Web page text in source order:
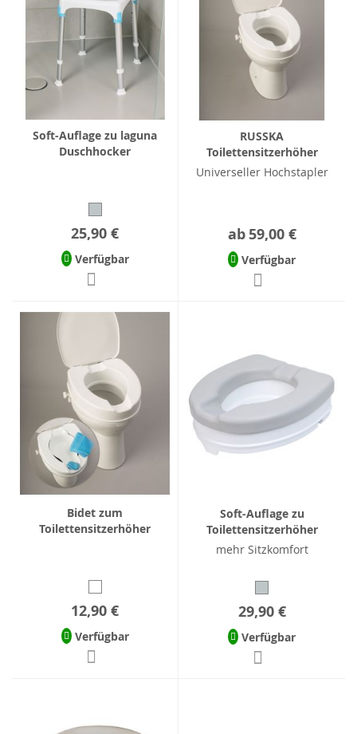
Soft-Auflage zu laguna
Duschhocker
25,90 €
Verfügbar
RUSSKA
Toilettensitzerhöher
Universeller Hochstapler
ab 59,00 €
Verfügbar
Bidet zum
Toilettensitzerhöher
12,90 €
Verfügbar
Soft-Auflage zu
Toilettensitzerhöher
mehr Sitzkomfort
29,90 €
Verfügbar